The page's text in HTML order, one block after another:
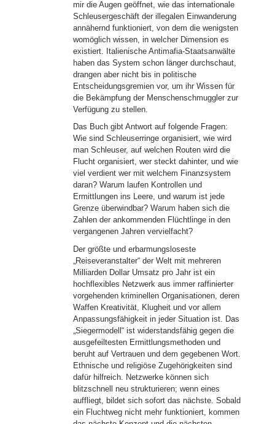
mir die Augen geöffnet, wie das internationale
Schleusergeschäft der illegalen Einwanderung
annähernd funktioniert, von dem die wenigsten
womöglich wissen, in welcher Dimension es
existiert. Italienische Antimafia-Staatsanwälte
haben das System schon länger durchschaut,
drangen aber nicht bis in politische
Entscheidungsgremien vor, um ihr Wissen für
die Bekämpfung der Menschenschmuggler zur
Verfügung zu stellen.
Das Buch gibt Antwort auf folgende Fragen:
Wie sind Schleuserringe organisiert, wie wird
man Schleuser, auf welchen Routen wird die
Flucht organisiert, wer steckt dahinter, und wie
viel verdient wer mit welchem Finanzsystem
daran? Warum laufen Kontrollen und
Ermittlungen ins Leere, und warum ist jede
Grenze überwindbar? Warum haben sich die
Zahlen der ankommenden Flüchtlinge in den
vergangenen Jahren vervielfacht?
Der größte und erbarmungsloseste
„Reiseveranstalter“ der Welt mit mehreren
Milliarden Dollar Umsatz pro Jahr ist ein
hochflexibles Netzwerk aus immer raffinierter
vorgehenden kriminellen Organisationen, deren
Waffen Kreativität, Klugheit und vor allem
Anpassungsfähigkeit in jeder Situation ist. Das
„Siegermodell“ ist widerstandsfähig gegen die
ausgefeiltesten Ermittlungsmethoden und
beruht auf Vertrauen und dem gegebenen Wort.
Ethnische und religiöse Zugehörigkeiten sind
dafür hilfreich. Netzwerke können sich
blitzschnell neu strukturieren; wenn eines
auffliegt, bildet sich sofort das nächste. Sobald
ein Fluchtweg nicht mehr funktioniert, kommen